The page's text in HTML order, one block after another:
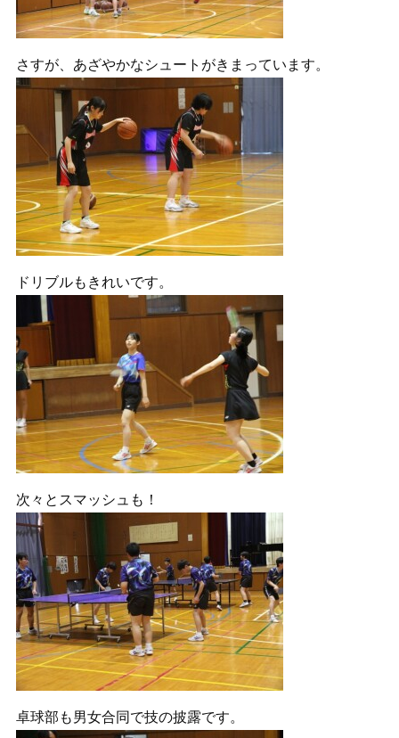
さすが、あざやかなシュートがきまっています。
ドリブルもきれいです。
次々とスマッシュも！
卓球部も男女合同で技の披露です。